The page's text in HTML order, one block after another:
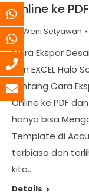
Online ke
ByWeni Setyawan
Cara Ekspor
dan EXCEL Halo
tentang Cara
Online ke PDF
hanya bisa
Template di
terbiasa dan
kita…
Details